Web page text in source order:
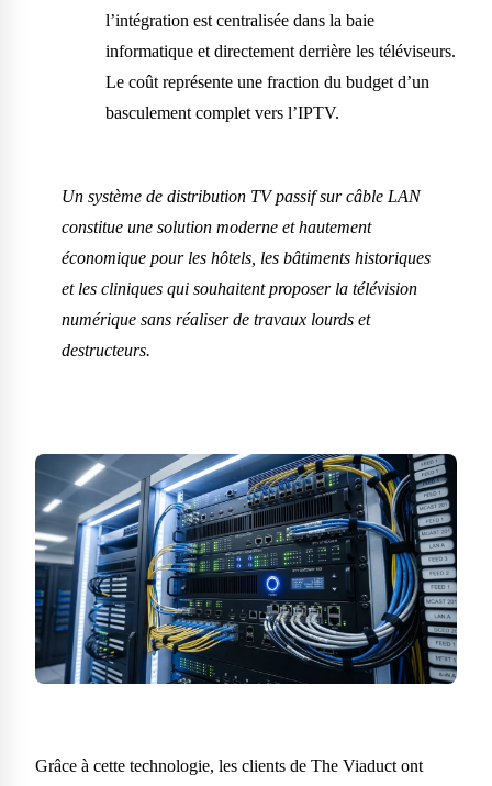
l’intégration est centralisée dans la baie
informatique et directement derrière les téléviseurs.
Le coût représente une fraction du budget d’un
basculement complet vers l’IPTV.
Un système de distribution TV passif sur câble LAN
constitue une solution moderne et hautement
économique pour les hôtels, les bâtiments historiques
et les cliniques qui souhaitent proposer la télévision
numérique sans réaliser de travaux lourds et
destructeurs.
Grâce à cette technologie, les clients de The Viaduct ont